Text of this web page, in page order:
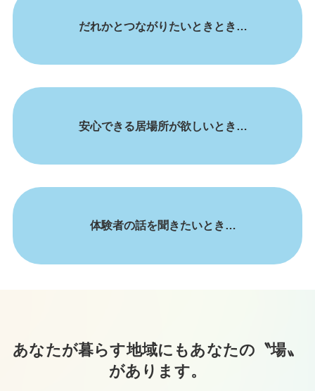
だれかとつながりたいときとき…
安心できる居場所が欲しいとき…
体験者の話を聞きたいとき…
あなたが暮らす地域にもあなたの〝場〟
があります。